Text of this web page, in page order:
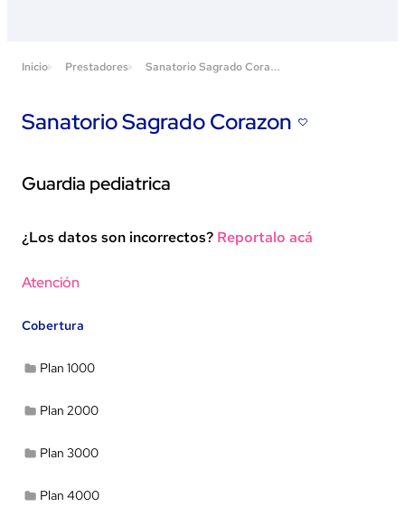
Inicio Prestadores S
anatorio Sagrado Corazon
Sanatorio Sagrado Corazon
Guardia pediatrica
Ver en Google Maps
¿Los datos son incorrectos? Reportalo acá
Atención
Cobertura
Plan 1000
Plan 2000
Plan 3000
Plan 4000